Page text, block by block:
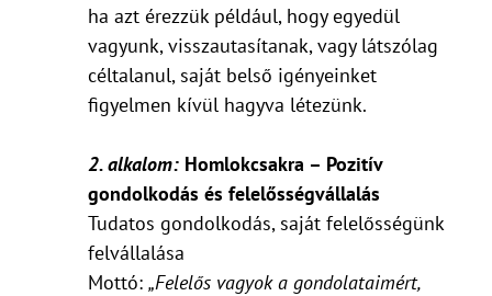
ha azt érezzük például, hogy egyedül
vagyunk, visszautasítanak, vagy látszólag
céltalanul, saját belső igényeinket
figyelmen kívül hagyva létezünk.
2. alkalom:Homlokcsakra – Pozitív
gondolkodás és felelősségvállalás
Tudatos gondolkodás, saját felelősségünk
felvállalása
Mottó: „Felelős vagyok a gondolataimért,